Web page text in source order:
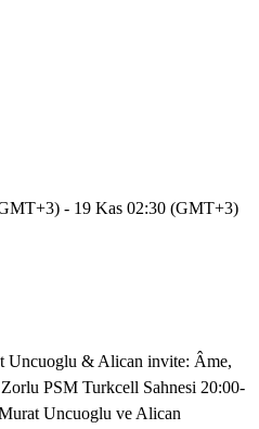
- 19 Kas 02:30 (GMT+3)
& Alican invite: Âme,
PSM Turkcell Sahnesi 20:00-
Uncuoglu ve Alican